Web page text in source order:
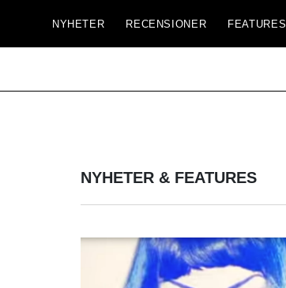
NYHETER RECENSIONER FEATURES
NYHETER & FEATURES